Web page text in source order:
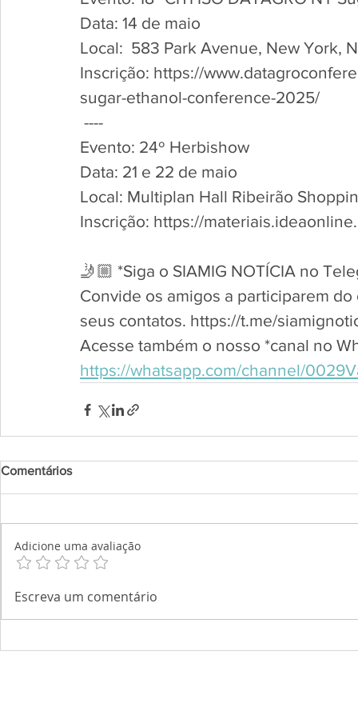
Data: 14 de maio
Local:  583 Park Avenue, New York,
Inscrição: https://
sugar-ethanol-conference-2025/
----
Evento: 24º Herbishow
Data: 21 e 22 de maio
Local: Multiplan Hall Ribeirão
Inscrição: https://
🤳🏼 *Siga o SIAMIG NOTÍCIA no
Convide os amigos a participarem
seus contatos. https://t.me/
Acesse também o nosso *canal no
https://whatsapp.com/channel/
Comentários
Adicione uma avaliação
Escreva um comentário